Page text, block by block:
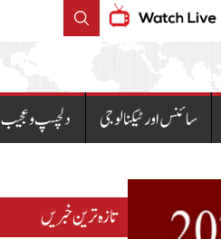
سائنس اور ٹیکنالوجی دلچسپ و عجیب
تازہ ترین خبریں